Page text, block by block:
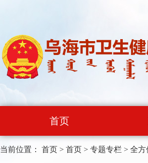
首页
当前位置： 首页 > 首页 > 专题专栏 > 全方